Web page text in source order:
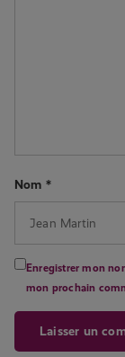
Nom *
Enregistrer mon
mon prochain